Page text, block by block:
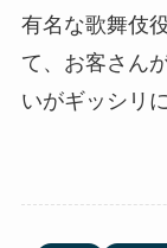
有名な歌舞伎
て、お客さん
いがギッシリ